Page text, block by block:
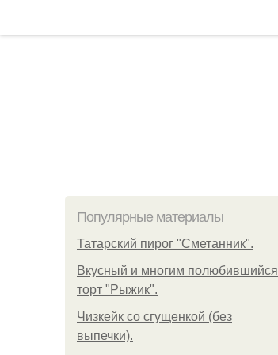
Популярные материалы
Татарский пирог "Сметанник".
Вкусный и многим полюбившийся
торт "Рыжик".
Чизкейк со сгущенкой (без
выпечки).